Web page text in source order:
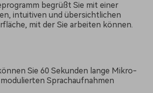
begrüßt Sie mit einer
intuitiven und übersichtlichen
mit der Sie arbeiten können.
Sie 60 Sekunden lange Mikro-
Sprachaufnahmen